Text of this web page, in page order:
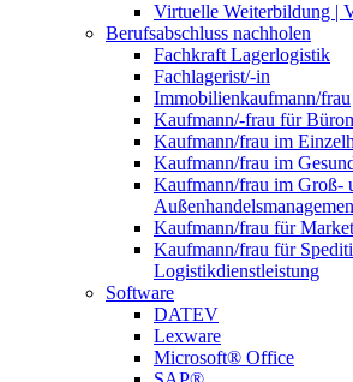
Virtuelle Weiterbildung
Berufsabschluss nachholen
Fachkraft Lagerlogistik
Fachlagerist/-in
Immobilienkaufmann/frau
Kaufmann/-frau für
Kaufmann/frau im
Kaufmann/frau im
Kaufmann/frau im Groß-
Kaufmann/frau für
Kaufmann/frau für
Logistikdienstleistung
Software
DATEV
Lexware
Microsoft® Office